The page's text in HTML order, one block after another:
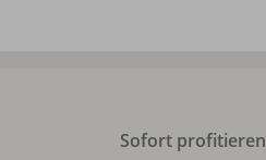
Sofort profitieren